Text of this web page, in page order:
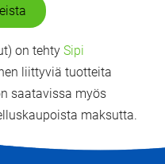
on tehtySipi
liittyviä tuotteita
saatavissa myös
maksutta.